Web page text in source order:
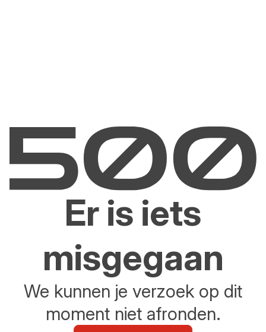
Er is iets
misgegaan
We kunnen je verzoek op dit
moment niet afronden.